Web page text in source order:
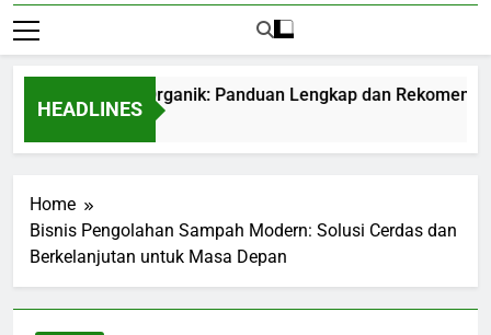
Dan Industri
HEADLINES
Pupuk Organik: Panduan Lengkap dan Rekomendasi
Ago
Home
Bisnis Pengolahan Sampah Modern: Solusi Cerdas dan
Berkelanjutan untuk Masa Depan